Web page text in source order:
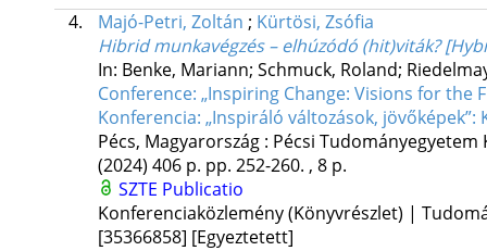
4.
Majó-Petri, Zoltán ; Kürtösi, Zsófia
Hibrid munkavégzés – elhúzódó (hit)viták?
In: Benke, Mariann; Schmuck, Roland;
Conference: „Inspiring Change: Visions for the
Konferencia: „Inspiráló változások,
Pécs, Magyarország : Pécsi Tudományegyetem
(2024) 406 p. pp. 252-260. , 8 p.
SZTE Publicatio
Konferenciaközlemény (Könyvrészlet) |
[35366858] [Egyeztetett]